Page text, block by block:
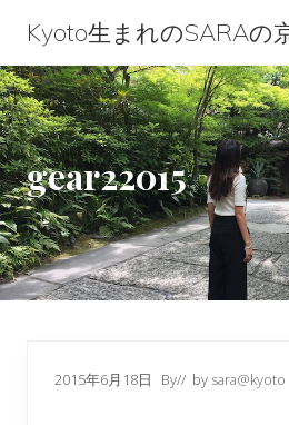
content
primary
sidebar
footer
Kyoto生まれのSARAの
Kyoto
生
ま
れ
の
SARA
の
gear22015
2015年6月18日 By// by sara@kyoto